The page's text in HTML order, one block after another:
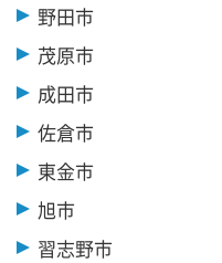
野田市
茂原市
成田市
佐倉市
東金市
旭市
習志野市